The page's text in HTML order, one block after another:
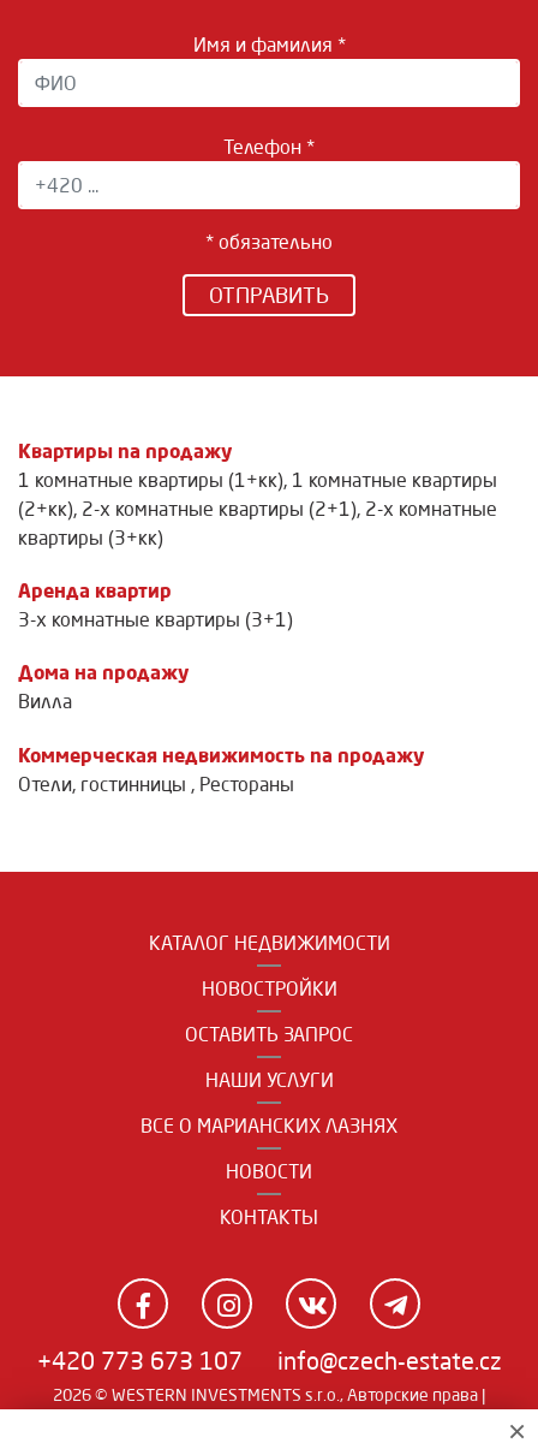
Имя и фамилия *
Телефон *
* обязательно
ОТПРАВИТЬ
Квартиры na продажу
1 комнатные квартиры (1+кк), 1 комнатные квартиры
(2+кк), 2-х комнатные квартиры (2+1), 2-х комнатные
квартиры (3+кк)
Аренда квартир
3-х комнатные квартиры (3+1)
Дома на продажу
Вилла
Коммерческая недвижимость na продажу
Отели, гостинницы , Рестораны
КАТАЛОГ НЕДВИЖИМОСТИ
НОВОСТРОЙКИ
ОСТАВИТЬ ЗАПРОС
НАШИ УСЛУГИ
ВСЕ О МАРИАНСКИХ ЛАЗНЯХ
НОВОСТИ
КОНТАКТЫ
+420 773 673 107 info@czech-estate.cz
2026 © WESTERN INVESTMENTS s.r.o., Авторские права |
×